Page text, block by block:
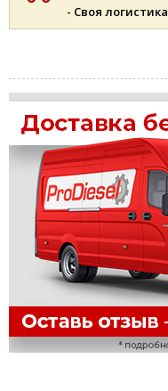
- Своя логистика